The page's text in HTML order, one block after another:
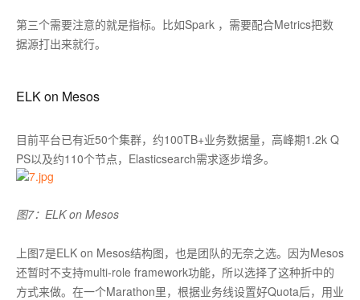
第三个需要注意的就是指标。比如Spark ，需要配合Metrics把数
据源打出来就行。
ELK on Mesos
目前平台已有近50个集群，约100TB+业务数据量，高峰期1.2k Q
PS以及约110个节点，Elasticsearch需求逐步增多。
图7：ELK on Mesos
上图7是ELK on Mesos结构图，也是团队的无奈之选。因为Mesos
还暂时不支持multi-role framework功能，所以选择了这种折中的
方式来做。在一个Marathon里，根据业务线设置好Quota后，用业